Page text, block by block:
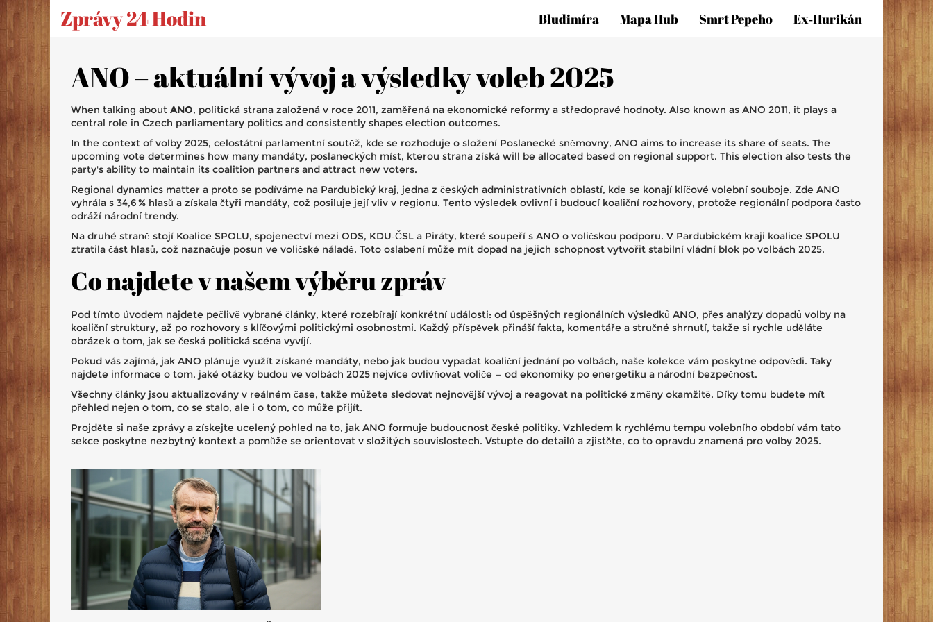
Zprávy 24 Hodin Bludimíra Mapa Hub Smrt Pepeho Ex‑hurikán
ANO – aktuální vývoj a výsledky voleb 2025
When talking about ANO, politická strana založená v roce 2011, zaměřená na ekonomické reformy a středopravé hodnoty. Also known as ANO 2011, it plays a
central role in Czech parliamentary politics and consistently shapes election outcomes.
In the context ofvolby 2025, celostátní parlamentní soutěž, kde se rozhoduje o složení Poslanecké sněmovny, ANO aims to increase its share of seats. The
upcoming vote determines how many mandáty, poslaneckých míst, kterou strana získá will be allocated based on regional support. This election also tests the
party's ability to maintain its coalition partners and attract new voters.
Regional dynamics matter a proto se podíváme na Pardubický kraj, jedna z českých administrativních oblastí, kde se konají klíčové volební souboje. Zde ANO
vyhrála s 34,6 % hlasů a získala čtyři mandáty, což posiluje její vliv v regionu. Tento výsledek ovlivní i budoucí koaliční rozhovory, protože regionální podpora často
odráží národní trendy.
Na druhé straně stojí Koalice SPOLU, spojenectví mezi ODS, KDU‑ČSL a Piráty, které soupeří s ANO o voličskou podporu. V Pardubickém kraji koalice SPOLU
ztratila část hlasů, což naznačuje posun ve voličské náladě. Toto oslabení může mít dopad na jejich schopnost vytvořit stabilní vládní blok po volbách 2025.
Co najdete v našem výběru zpráv
Pod tímto úvodem najdete pečlivě vybrané články, které rozebírají konkrétní události: od úspěšných regionálních výsledků ANO, přes analýzy dopadů volby na
koaliční struktury, až po rozhovory s klíčovými politickými osobnostmi. Každý příspěvek přináší fakta, komentáře a stručné shrnutí, takže si rychle uděláte
obrázek o tom, jak se česká politická scéna vyvíjí.
Pokud vás zajímá, jak ANO plánuje využít získané mandáty, nebo jak budou vypadat koaliční jednání po volbách, naše kolekce vám poskytne odpovědi. Taky
najdete informace o tom, jaké otázky budou ve volbách 2025 nejvíce ovlivňovat voliče — od ekonomiky po energetiku a národní bezpečnost.
Všechny články jsou aktualizovány v reálném čase, takže můžete sledovat nejnovější vývoj a reagovat na politické změny okamžitě. Díky tomu budete mít
přehled nejen o tom, co se stalo, ale i o tom, co může přijít.
Projděte si naše zprávy a získejte ucelený pohled na to, jak ANO formuje budoucnost české politiky. Vzhledem k rychlému tempu volebního období vám tato
sekce poskytne nezbytný kontext a pomůže se orientovat v složitých souvislostech. Vstupte do detailů a zjistěte, co to opravdu znamená pro volby 2025.